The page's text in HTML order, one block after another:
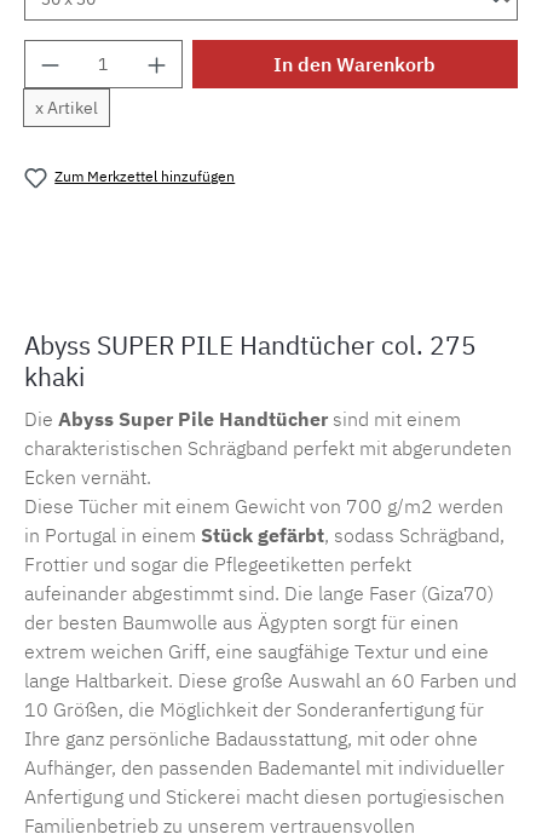
Produkt Anzahl: Gib den gewünschten
x Artikel
In den Warenkorb
Zum Merkzettel hinzufügen
Abyss SUPER PILE Handtücher col. 275
khaki
Die Abyss Super Pile Handtücher sind mit einem
charakteristischen Schrägband perfekt mit abgerundeten
Ecken vernäht.
Diese Tücher mit einem Gewicht von 700 g/m2 werden
in Portugal in einem Stück gefärbt, sodass Schrägband,
Frottier und sogar die Pflegeetiketten perfekt
aufeinander abgestimmt sind. Die lange Faser (Giza70)
der besten Baumwolle aus Ägypten sorgt für einen
extrem weichen Griff, eine saugfähige Textur und eine
lange Haltbarkeit. Diese große Auswahl an 60 Farben und
10 Größen, die Möglichkeit der Sonderanfertigung für
Ihre ganz persönliche Badausstattung, mit oder ohne
Aufhänger, den passenden Bademantel mit individueller
Anfertigung und Stickerei macht diesen portugiesischen
Familienbetrieb zu unserem vertrauensvollen